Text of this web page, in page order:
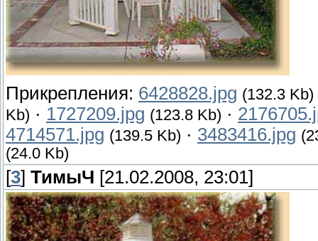
Прикрепления: 6428828.jpg (132.3 Kb)
Kb) · 1727209.jpg (123.8 Kb) ·
4714571.jpg (139.5 Kb) · 3483416.jpg
(24.0 Kb)
[3] ТимыЧ [21.02.2008, 23:01]